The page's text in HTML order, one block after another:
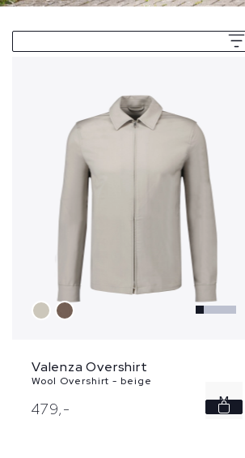
Valenza Overshirt
Wool Overshirt - beige
479,- M